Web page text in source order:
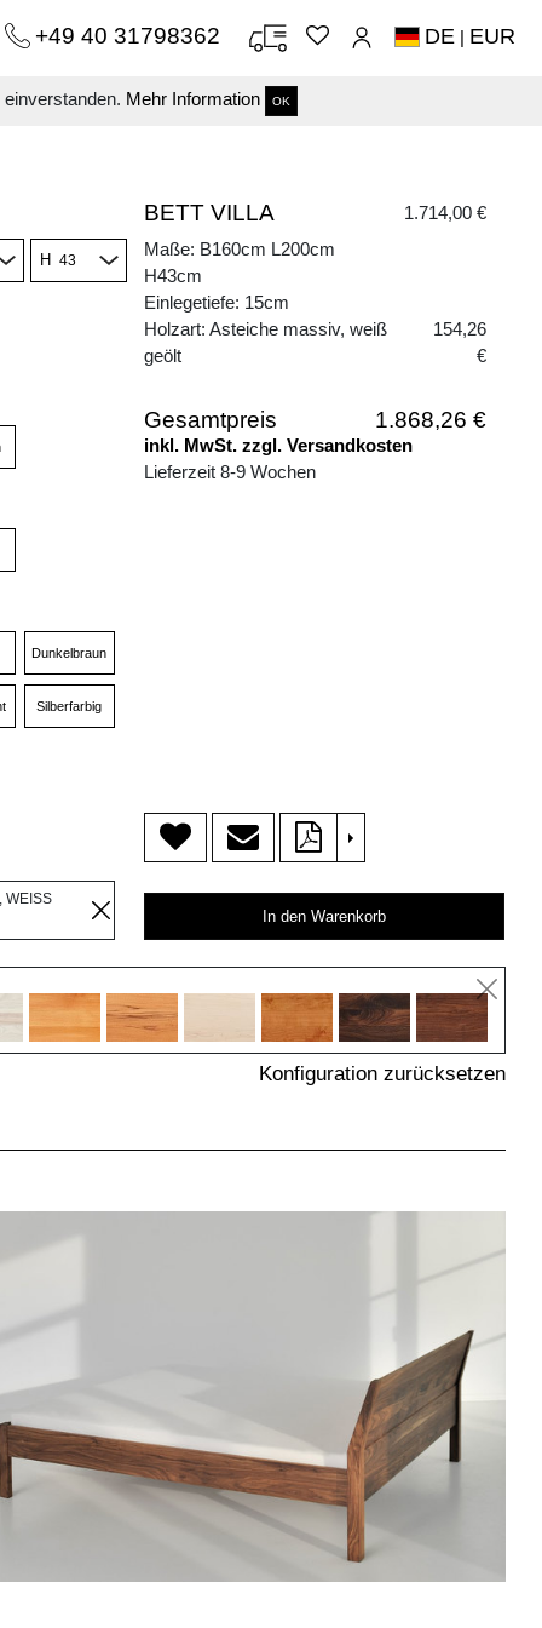
Mehr Information OK
+49 40 31798362 DE | EUR
H
Dunkelbraun
Silberfarbig
WEISS
BETT VILLA
1.714,00 €
Maße: B160cm L200cm
H43cm
Einlegetiefe: 15cm
Holzart: Asteiche massiv, weiß
geölt
154,26
€
Gesamtpreis 1.868,26 €
inkl. MwSt. zzgl. Versandkosten
Lieferzeit 8-9 Wochen
>
In den Warenkorb
Konfiguration zurücksetzen